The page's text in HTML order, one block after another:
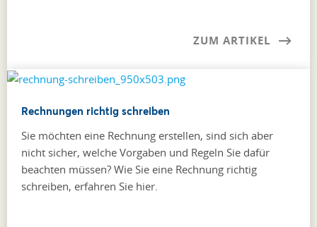
ZUM ARTIKEL
Rechnungen richtig schreiben
Sie möchten eine Rechnung erstellen, sind sich aber
nicht sicher, welche Vorgaben und Regeln Sie dafür
beachten müssen? Wie Sie eine Rechnung richtig
schreiben, erfahren Sie hier.